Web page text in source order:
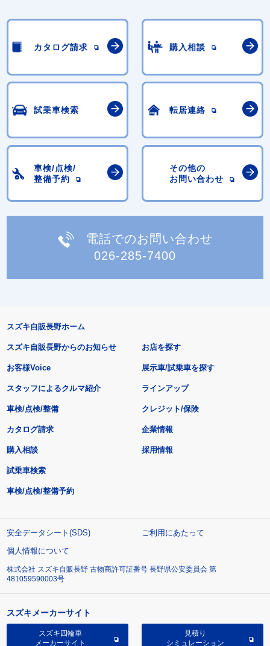
カタログ請求 購入相談
試乗車検索 転居連絡
車検/点検/
整備予約
その他の
お問い合わせ
電話でのお問い合わせ
026-285-7400
スズキ自販長野ホーム
スズキ自販長野からのお知らせ
お客様Voice
スタッフによるクルマ紹介
お店を探す
展示車/試乗車を探す
ラインアップ
車検/点検/整備 クレジット/保険
カタログ請求
購入相談
試乗車検索
車検/点検/整備予約
企業情報
採用情報
安全データシート(SDS)
ご利用にあたって
個人情報について
株式会社 スズキ自販長野 古物商許可証番号 長野県公安委員会 第
481059590003号
スズキメーカーサイト
スズキ四輪車
メーカーサイト
見積り
シミュレーション